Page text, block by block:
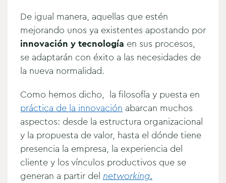
De igual manera, aquellas que estén
mejorando unos ya existentes apostando por
innovación y tecnología en sus procesos,
se adaptarán con éxito a las necesidades de
la nueva normalidad.
Como hemos dicho, la filosofía y puesta en
práctica de la innovación abarcan muchos
aspectos: desde la estructura organizacional
y la propuesta de valor, hasta el dónde tiene
presencia la empresa, la experiencia del
cliente y los vínculos productivos que se
generan a partir del networking.